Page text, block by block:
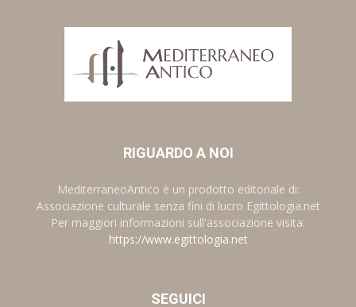
RIGUARDO A NOI
MediterraneoAntico è un prodotto editoriale di:
Associazione culturale senza fini di lucro Egittologia.net
Per maggiori informazioni sull'associazione visita:
https://www.egittologia.net
SEGUICI